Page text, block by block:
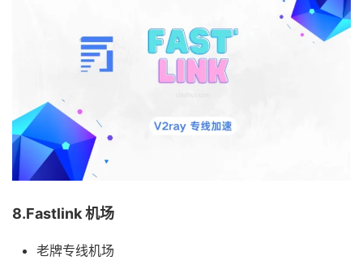
8.Fastlink 机场
老牌专线机场